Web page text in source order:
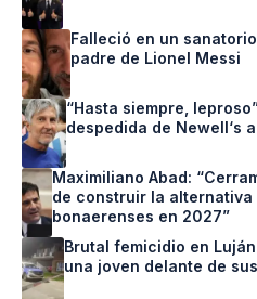
Falleció en un
padre de Lionel Messi
“Hasta siempre,
despedida de Newell‘s
Maximiliano Abad:
de construir la alternativa
bonaerenses en 2027”
Brutal femicidio en
una joven delante de